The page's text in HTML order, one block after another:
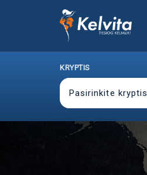
KRYPTIS
Pasirinkite kryptis